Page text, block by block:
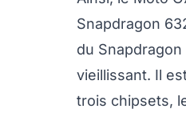
Snapdragon
du
vieillissant. Il
trois chipsets,